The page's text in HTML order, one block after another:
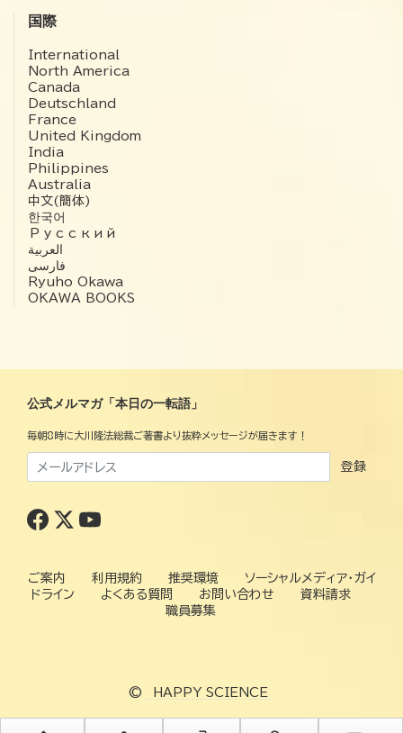
国際
International
North America
Canada
Deutschland
France
United Kingdom
India
Philippines
Australia
中文(簡体)
한국어
Русский
العربية‏
فارسی
Ryuho Okawa
OKAWA BOOKS
公式メルマガ「本日の一転語」
毎朝8時に大川隆法総裁ご著書より抜粋メッセージが届きます！
登録
ご案内 利用規約 推奨環境
ソーシャルメディア・ガイ
ドライン
よくある質問 お問い合わせ
資料請求
職員募集
© HAPPY SCIENCE